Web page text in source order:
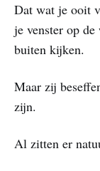
Dat wat je ooit
je venster op
buiten kijken.
Maar zij
zijn.
Al zitten er